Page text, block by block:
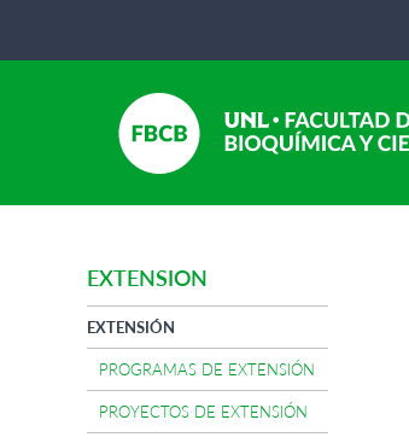
EXTENSION
EXTENSIÓN
PROGRAMAS DE EXTENSIÓN
PROYECTOS DE EXTENSIÓN